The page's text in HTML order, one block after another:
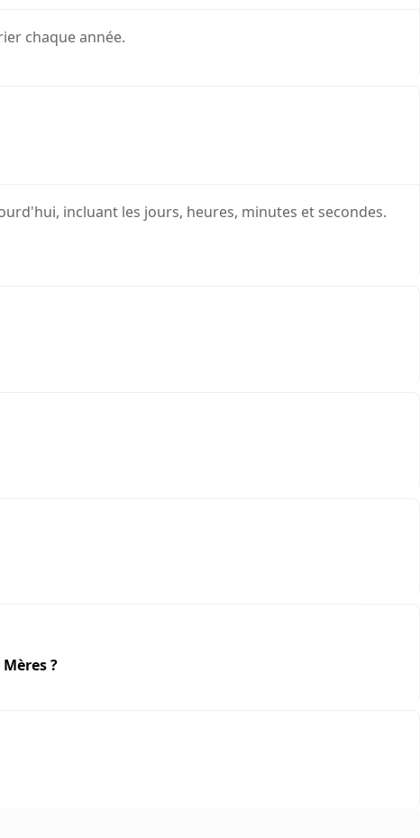
chaque année.
incluant les jours, heures, minutes et secondes.
?